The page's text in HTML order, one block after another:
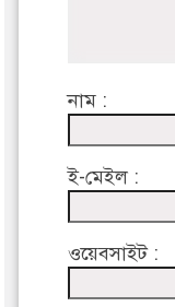
নাম :
ই-মেইল :
ওয়েবসাইট :